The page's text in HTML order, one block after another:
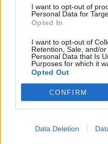
I want to opt-out of
Personal Data for
Opted In
I want to opt-out of
Retention, Sale, and/
Personal Data that Is
Purposes for which it
Opted Out
CONFIRM
Data Deletion
KAPCSOLÓDÓ
DESIGN ÉKSZER & TÁRGY